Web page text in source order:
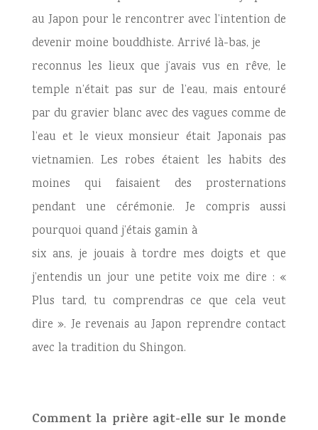
au Japon pour le rencontrer avec l’intention de
devenir moine bouddhiste. Arrivé là-bas, je
reconnus les lieux que j’avais vus en rêve, le
temple n’était pas sur de l’eau, mais entouré
par du gravier blanc avec des vagues comme de
l’eau et le vieux monsieur était Japonais pas
vietnamien. Les robes étaient les habits des
moines qui faisaient des prosternations
pendant une cérémonie. Je compris aussi
pourquoi quand j’étais gamin à
six ans, je jouais à tordre mes doigts et que
j’entendis un jour une petite voix me dire : «
Plus tard, tu comprendras ce que cela veut
dire ». Je revenais au Japon reprendre contact
avec la tradition du Shingon.
Comment la prière agit-elle sur le monde